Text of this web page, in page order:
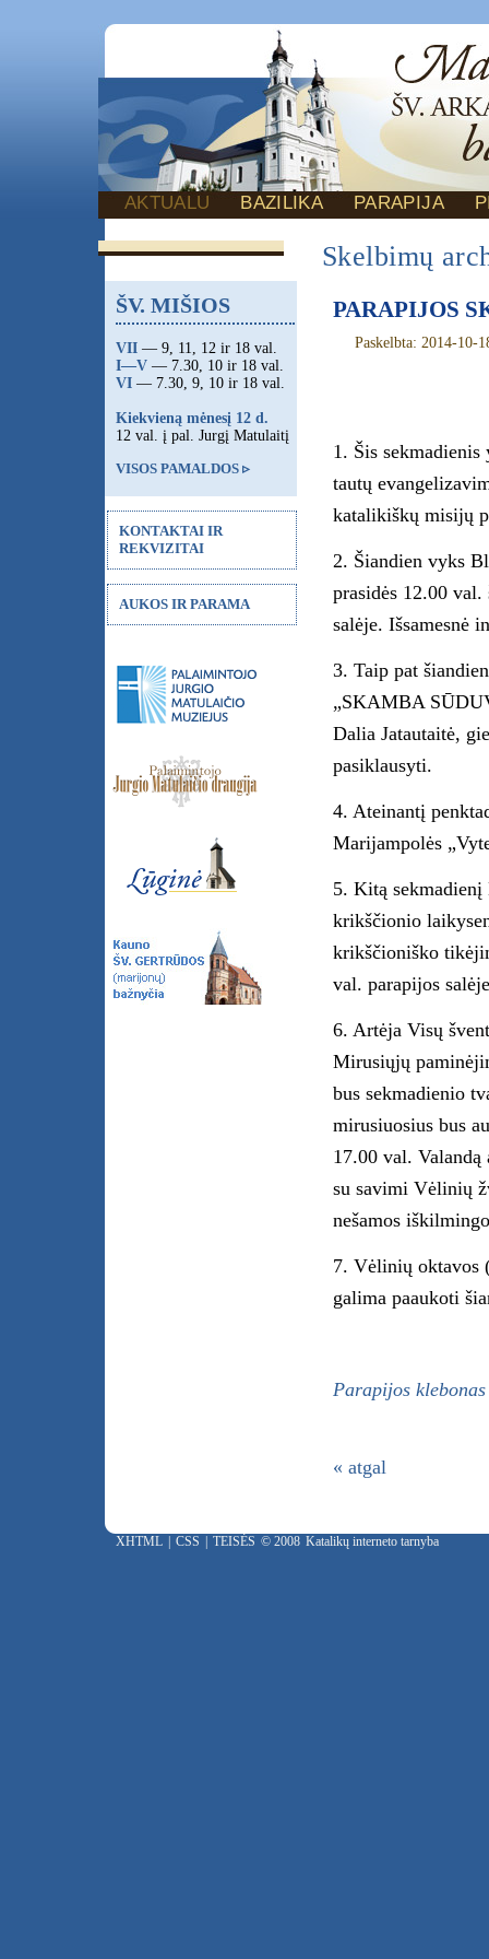
AKTUALU BAZILIKA PARAPIJA
Skelbimų
PARAPIJOS
Paskelbta: 2014-10-
1. Šis
tautų
katalikiškų misijų
2. Šiandien vyks
prasidės 12.00
salėje. Išsamesnė
3. Taip pat
„SKAMBA
Dalia Jatautaitė,
pasiklausyti.
4. Ateinantį
Marijampolės
5. Kitą
krikščionio
krikščioniško
val. parapijos
6. Artėja Visų
Mirusiųjų
bus sekmadienio
mirusiuosius bus
17.00 val. Valandą
su savimi Vėlinių
nešamos
7. Vėlinių oktavos
galima paaukoti
Parapijos
« atgal
ŠV. MIŠIOS
VII — 9, 11, 12 ir 18 val.
I—V — 7.30, 10 ir 18 val.
VI — 7.30, 9, 10 ir 18 val.
Kiekvieną mėnesį 12 d.
12 val. į pal. Jurgį Matulaitį
VISOS PAMALDOS ▹
KONTAKTAI IR
REKVIZITAI
AUKOS IR PARAMA
XHTML CSS TEISĖS © 2008 Katalikų interneto tarnyba